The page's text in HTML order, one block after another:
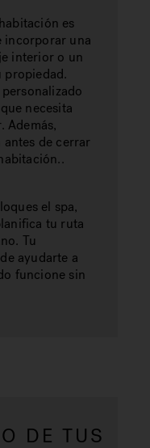
es
incorporar una
interior o un
propiedad.
necesita
Además,
antes de cerrar
el spa,
tu ruta
Tu
ayudarte a
funcione sin
DE TUS